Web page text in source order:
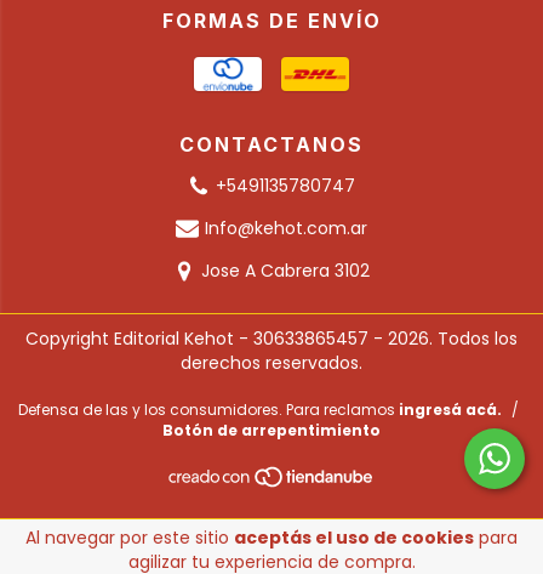
Al navegar por este sitio aceptás el uso de cookies para
agilizar tu experiencia de compra.
FORMAS DE ENVÍO
CONTACTANOS
+5491135780747
Info@kehot.com.ar
Jose A Cabrera 3102
Copyright Editorial Kehot - 30633865457 - 2026. Todos los
derechos reservados.
Defensa de las y los consumidores. Para reclamos ingresá acá. /
Botón de arrepentimiento